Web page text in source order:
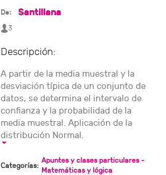
De: Santillana
3
Descripción:
A partir de la media muestral y la
desviación típica de un conjunto de
datos, se determina el intervalo de
confianza y la probabilidad de la
media muestral. Aplicación de la
distribución Normal.
Categorías:
Apuntes y clases particulares -
Matemáticas y lógica